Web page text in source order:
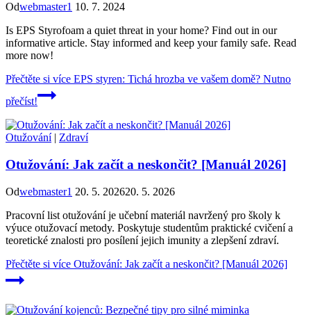
Odwebmaster1 10. 7. 2024
Is EPS Styrofoam a quiet threat in your home? Find out in our
informative article. Stay informed and keep your family safe. Read
more now!
Přečtěte si více EPS styren: Tichá hrozba ve vašem domě? Nutno
přečíst!
Otužování| Zdraví
Otužování: Jak začít a neskončit? [Manuál 2026]
Odwebmaster1 20. 5. 202620. 5. 2026
Pracovní list otužování je učební materiál navržený pro školy k
výuce otužovací metody. Poskytuje studentům praktické cvičení a
teoretické znalosti pro posílení jejich imunity a zlepšení zdraví.
Přečtěte si více Otužování: Jak začít a neskončit? [Manuál 2026]